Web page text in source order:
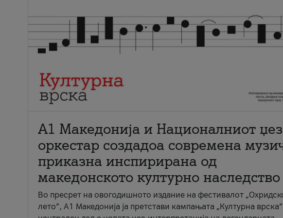
А1 Македонија и Националниот џез
оркестар создадоа современа
приказна инспирирана од
македонското културно наследство
Во пресрет на овогодишното издание на фестивалот
лето“, А1 Македонија ја претстави кампањата „Културна